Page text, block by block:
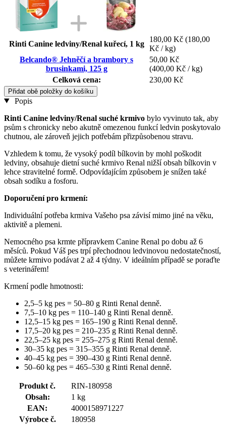
Rinti Canine ledviny/Renal kuřecí, 1 kg
180,00 Kč (180,00
Kč / kg)
Belcando® Jehněčí a brambory s
brusinkami, 125 g
50,00 Kč
(400,00 Kč / kg)
Celková cena:
230,00 Kč
Přidat obě položky do košíku
Popis
Rinti Canine ledviny/Renal suché krmivo bylo vyvinuto tak, aby
psům s chronicky nebo akutně omezenou funkcí ledvin poskytovalo
chutnou, ale zároveň jejich potřebám přizpůsobenou stravu.
Vzhledem k tomu, že vysoký podíl bílkovin by mohl poškodit
ledviny, obsahuje dietní suché krmivo Renal nižší obsah bílkovin v
lehce stravitelné formě. Odpovídajícím způsobem je snížen také
obsah sodíku a fosforu.
Doporučení pro krmení:
Individuální potřeba krmiva Vašeho psa závisí mimo jiné na věku,
aktivitě a plemeni.
Nemocného psa krmte přípravkem Canine Renal po dobu až 6
měsíců. Pokud Váš pes trpí přechodnou ledvinovou nedostatečností,
můžete krmivo podávat 2 až 4 týdny. V ideálním případě se poraďte
s veterinářem!
Krmení podle hmotnosti:
2,5–5 kg pes = 50–80 g Rinti Renal denně.
7,5–10 kg pes = 110–140 g Rinti Renal denně.
12,5–15 kg pes = 165–190 g Rinti Renal denně.
17,5–20 kg pes = 210–235 g Rinti Renal denně.
22,5–25 kg pes = 255–275 g Rinti Renal denně.
30–35 kg pes = 315–355 g Rinti Renal denně.
40–45 kg pes = 390–430 g Rinti Renal denně.
50–60 kg pes = 465–530 g Rinti Renal denně.
Produkt č.
RIN-180958
Obsah:
1 kg
EAN:
4000158971227
Výrobce č.
180958